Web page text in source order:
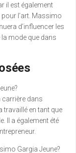
il est également
l’art. Massimo
d’influencer les
mode que dans
dans
travaillé en tant que
Il a également été
Gargia Jeune?